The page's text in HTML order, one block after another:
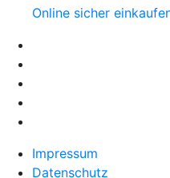
Online sicher
Impressum
Datenschutz